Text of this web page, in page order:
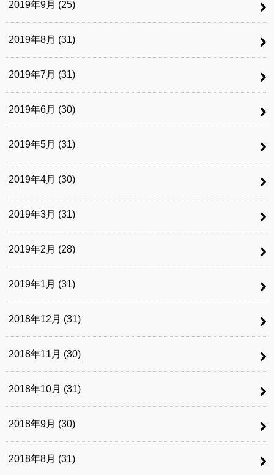
2019年9月 (25)
2019年8月 (31)
2019年7月 (31)
2019年6月 (30)
2019年5月 (31)
2019年4月 (30)
2019年3月 (31)
2019年2月 (28)
2019年1月 (31)
2018年12月 (31)
2018年11月 (30)
2018年10月 (31)
2018年9月 (30)
2018年8月 (31)